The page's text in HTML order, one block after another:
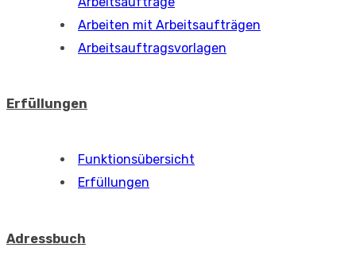
Arbeiten mit Arbeitsaufträgen
Arbeitsauftragsvorlagen
Erfüllungen
Funktionsübersicht
Erfüllungen
Adressbuch